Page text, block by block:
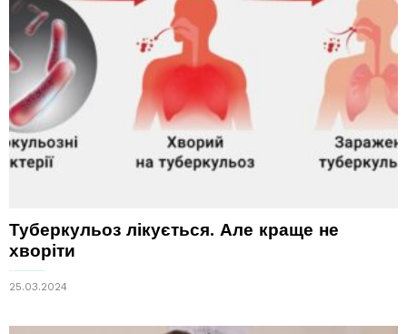
Туберкульоз лікується. Але краще не
хворіти
25.03.2024